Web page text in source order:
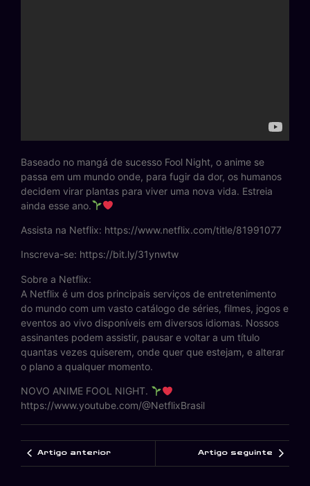
Baseado no mangá de sucesso Fool Night, o anime se
passa em um mundo onde, para fugir da dor, os humanos
decidem virar plantas para viver uma nova vida. Estreia
ainda esse ano.
Assista na Netflix: https://www.netflix.com/title/81991077
Inscreva-se: https://bit.ly/31ynwtw
Sobre a Netflix:
A Netflix é um dos principais serviços de entretenimento
do mundo com um vasto catálogo de séries, filmes, jogos e
eventos ao vivo disponíveis em diversos idiomas. Nossos
assinantes podem assistir, pausar e voltar a um título
quantas vezes quiserem, onde quer que estejam, e alterar
o plano a qualquer momento.
NOVO ANIME FOOL NIGHT.
https://www.youtube.com/@NetflixBrasil
Artigo anterior Artigo seguinte